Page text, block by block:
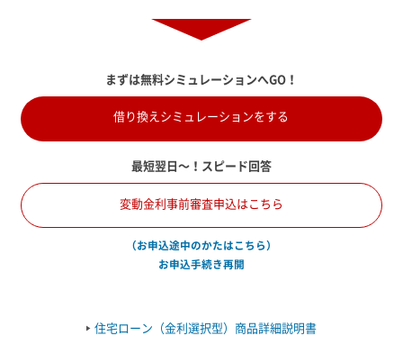
まずは無料シミュレーションへGO！
借り換えシミュレーションをする
最短翌日～！スピード回答
変動金利事前審査申込はこちら
（お申込途中のかたはこちら）
お申込手続き再開
住宅ローン（金利選択型）商品詳細説明書